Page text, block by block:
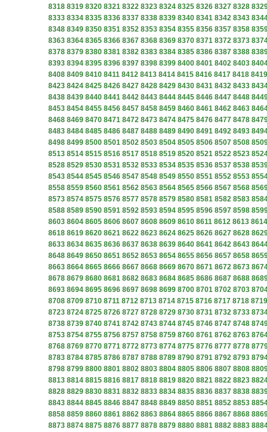
8318 8319 8320 8321 8322 8323 8324 8325 8326 8327 8328
8333 8334 8335 8336 8337 8338 8339 8340 8341 8342 8343
8348 8349 8350 8351 8352 8353 8354 8355 8356 8357 8358
8363 8364 8365 8366 8367 8368 8369 8370 8371 8372 8373
8378 8379 8380 8381 8382 8383 8384 8385 8386 8387 8388
8393 8394 8395 8396 8397 8398 8399 8400 8401 8402 8403
8408 8409 8410 8411 8412 8413 8414 8415 8416 8417 8418 8419
8423 8424 8425 8426 8427 8428 8429 8430 8431 8432 8433
8438 8439 8440 8441 8442 8443 8444 8445 8446 8447 8448
8453 8454 8455 8456 8457 8458 8459 8460 8461 8462 8463
8468 8469 8470 8471 8472 8473 8474 8475 8476 8477 8478
8483 8484 8485 8486 8487 8488 8489 8490 8491 8492 8493
8498 8499 8500 8501 8502 8503 8504 8505 8506 8507 8508
8513 8514 8515 8516 8517 8518 8519 8520 8521 8522 8523
8528 8529 8530 8531 8532 8533 8534 8535 8536 8537 8538
8543 8544 8545 8546 8547 8548 8549 8550 8551 8552 8553
8558 8559 8560 8561 8562 8563 8564 8565 8566 8567 8568
8573 8574 8575 8576 8577 8578 8579 8580 8581 8582 8583
8588 8589 8590 8591 8592 8593 8594 8595 8596 8597 8598
8603 8604 8605 8606 8607 8608 8609 8610 8611 8612 8613 8614
8618 8619 8620 8621 8622 8623 8624 8625 8626 8627 8628
8633 8634 8635 8636 8637 8638 8639 8640 8641 8642 8643
8648 8649 8650 8651 8652 8653 8654 8655 8656 8657 8658
8663 8664 8665 8666 8667 8668 8669 8670 8671 8672 8673
8678 8679 8680 8681 8682 8683 8684 8685 8686 8687 8688
8693 8694 8695 8696 8697 8698 8699 8700 8701 8702 8703
8708 8709 8710 8711 8712 8713 8714 8715 8716 8717 8718 8719
8723 8724 8725 8726 8727 8728 8729 8730 8731 8732 8733
8738 8739 8740 8741 8742 8743 8744 8745 8746 8747 8748
8753 8754 8755 8756 8757 8758 8759 8760 8761 8762 8763
8768 8769 8770 8771 8772 8773 8774 8775 8776 8777 8778
8783 8784 8785 8786 8787 8788 8789 8790 8791 8792 8793
8798 8799 8800 8801 8802 8803 8804 8805 8806 8807 8808
8813 8814 8815 8816 8817 8818 8819 8820 8821 8822 8823
8828 8829 8830 8831 8832 8833 8834 8835 8836 8837 8838
8843 8844 8845 8846 8847 8848 8849 8850 8851 8852 8853
8858 8859 8860 8861 8862 8863 8864 8865 8866 8867 8868
8873 8874 8875 8876 8877 8878 8879 8880 8881 8882 8883